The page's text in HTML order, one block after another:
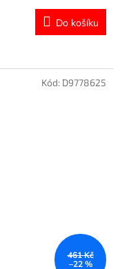
Do košíku
461 Kč
–22 %
Kód: D9778625